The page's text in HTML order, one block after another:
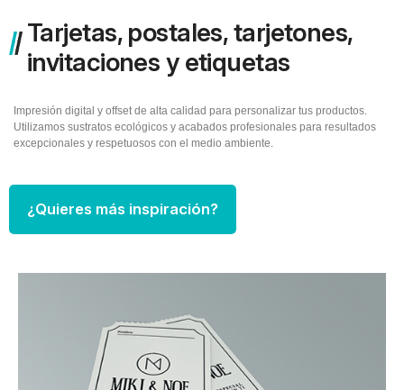
Tarjetas, postales, tarjetones,
invitaciones y etiquetas
Impresión digital y offset de alta calidad para personalizar tus productos.
Utilizamos sustratos ecológicos y acabados profesionales para resultados
excepcionales y respetuosos con el medio ambiente.
¿Quieres más inspiración?